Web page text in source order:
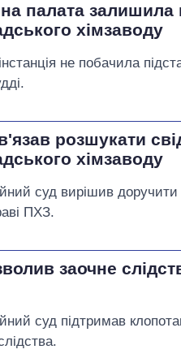
палата залишила
хімзаводу
не побачила
розшукати
хімзаводу
суд вирішив доручити
ПХЗ.
заочне
суд підтримав